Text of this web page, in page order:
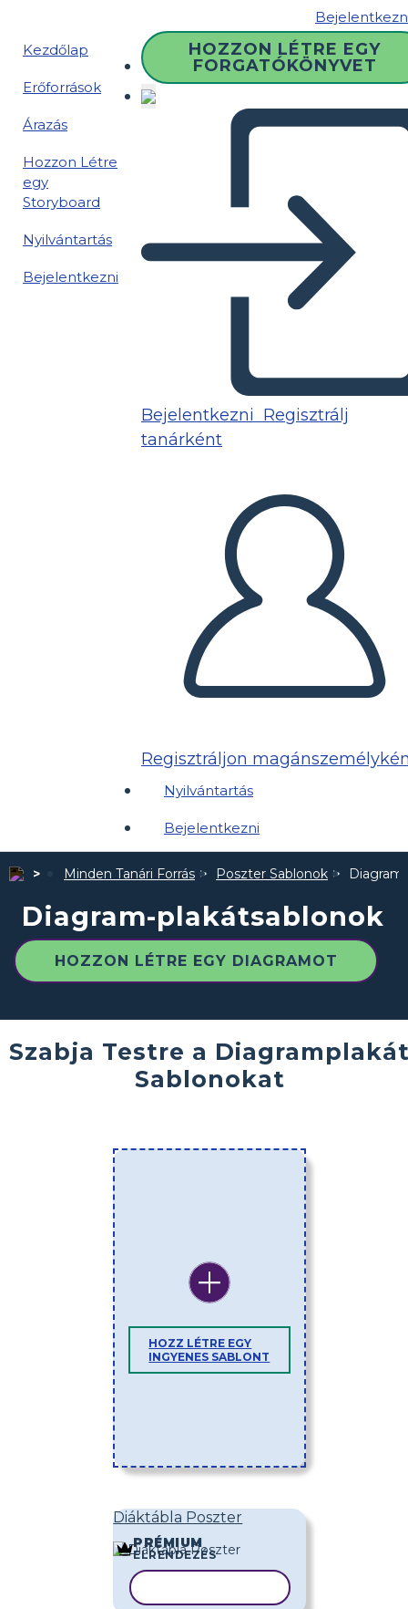
Kezdőlap
Erőforrások
Árazás
Hozzon Létre
egy
Storyboard
Nyilvántartás
Bejelentkezni
HOZZON LÉTRE EGY
FORGATÓKÖNYVET
Bejelentkezni Regisztrálj
tanárként
Regisztráljon
Nyilvántartás
Bejelentkezni
Minden Tanári Forrás Poszter Sablonok
Diagram-plakátsablonok
HOZZON LÉTRE EGY DIAGRAMOT
Szabja Testre a
Sablonokat
HOZZ LÉTRE EGY
INGYENES SABLONT
Diáktábla Poszter
PRÉMIUM
ELRENDEZÉS